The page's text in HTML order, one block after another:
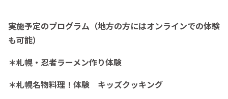
実施予定のプログラム（地方の方にはオンラインでの体験
も可能）
＊札幌・忍者ラーメン作り体験
＊札幌名物料理！体験 キッズクッキング